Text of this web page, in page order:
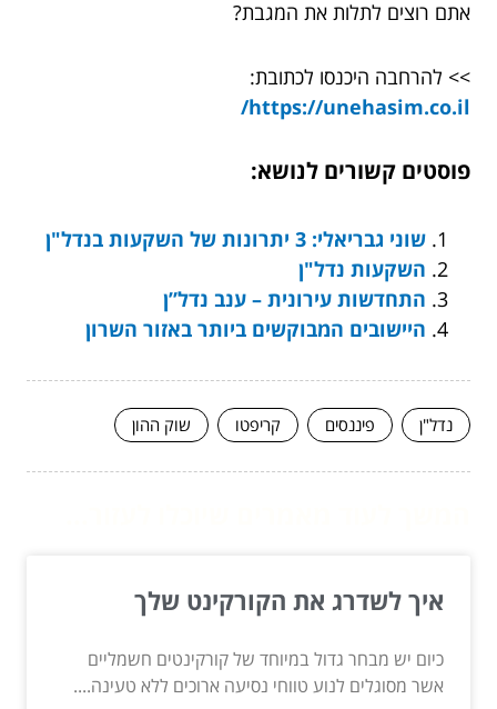
אתם רוצים לתלות את המגבת?
>> להרחבה היכנסו לכתובת:
https://unehasim.co.il/
פוסטים קשורים לנושא:
שוני גבריאלי: 3 יתרונות של השקעות בנדל"ן
השקעות נדל"ן
התחדשות עירונית – ענב נדל”ן
היישובים המבוקשים ביותר באזור השרון
נדל"ן פיננסים קריפטו שוק ההון
איך לשדרג את הקורקינט שלך
כיום יש מבחר גדול במיוחד של קורקינטים חשמליים
אשר מסוגלים לנוע טווחי נסיעה ארוכים ללא טעינה....